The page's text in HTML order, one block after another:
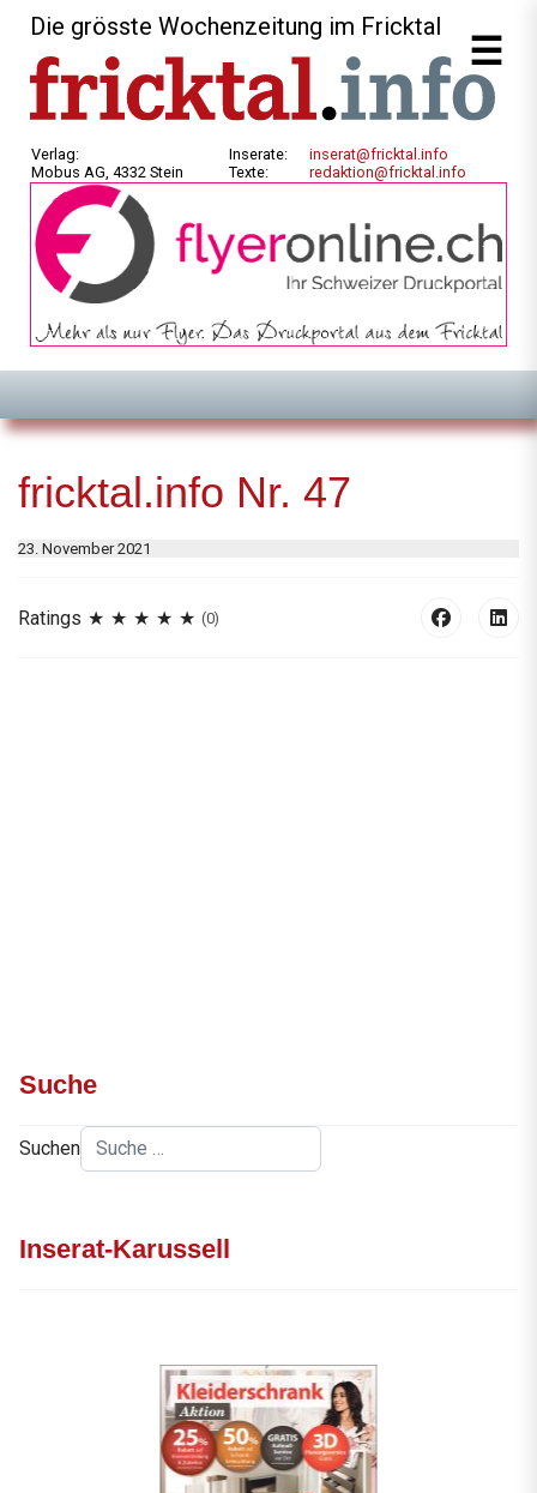
Die grösste Wochenzeitung im Fricktal
Verlag:
Mobus AG, 4332 Stein
Inserate:
Texte:
inserat@fricktal.info
redaktion@fricktal.info
fricktal.info Nr. 47
23. November 2021
Ratings (0)
Suche
Suchen
Inserat-Karussell